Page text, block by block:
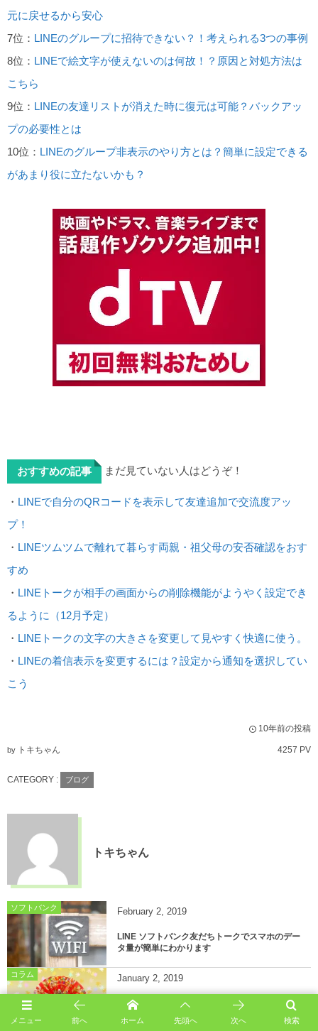
元に戻せるから安心
7位： LINEのグループに招待できない？！考えられる3つの事例
8位： LINEで絵文字が使えないのは何故！？原因と対処方法は
こちら
9位： LINEの友達リストが消えた時に復元は可能？バックアッ
プの必要性とは
10位： LINEのグループ非表示のやり方とは？簡単に設定できる
があまり役に立たないかも？
おすすめの記事 まだ見ていない人はどうぞ！
・ LINEで自分のQRコードを表示して友達追加で交流度アッ
プ！
・ LINEツムツムで離れて暮らす両親・祖父母の安否確認をおす
すめ
・ LINEトークが相手の画面からの削除機能がようやく設定でき
るように（12月予定）
・ LINEトークの文字の大きさを変更して見やすく快適に使う。
・ LINEの着信表示を変更するには？設定から通知を選択してい
こう
10年前の投稿
by トキちゃん 4257 PV
CATEGORY : ブログ
トキちゃん
ソフトバンク February 2, 2019
LINE ソフトバンク友だちトークでスマホのデー
タ量が簡単にわかります
コラム January 2, 2019
LINEスタンプのみの【明けましておめでとう】は
ちょっと寂しさを感じた元旦の朝(;'∀')
メニュー 検索
前へ ホーム 先頭へ 次へ